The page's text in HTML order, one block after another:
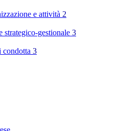
e attività 2
strategico-gestionale 3
condotta 3